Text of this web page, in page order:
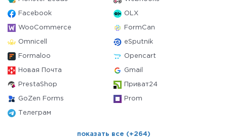
Facebook OLX
WooCommerce FormCan
Omnicell eSputnik
Formaloo Opencart
Новая Почта Gmail
PrestaShop Приват24
GoZen Forms Prom
Телеграм
показать все (+264)